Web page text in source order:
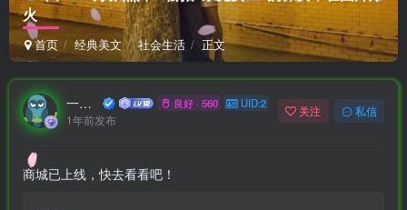
火
首页 经典美文 社会生活 正文
一口深井 良好 · 560 UID:2
1年前发布
关注 私信
商城已上线，快去看看吧！